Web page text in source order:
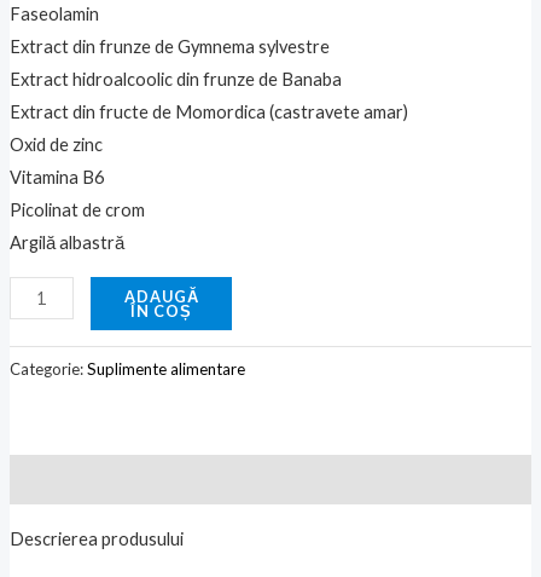
Faseolamin
Extract din frunze de Gymnema sylvestre
Extract hidroalcoolic din frunze de Banaba
Extract din fructe de Momordica (castravete amar)
Oxid de zinc
Vitamina B6
Picolinat de crom
Argilă albastră
ADAUGĂ
ÎN COȘ
Categorie:Suplimente alimentare
Descrierea produsului